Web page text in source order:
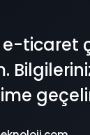
e-ticaret